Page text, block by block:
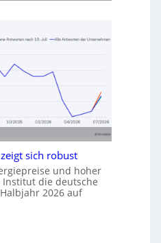
sich robust
und hoher
die deutsche
2026 auf